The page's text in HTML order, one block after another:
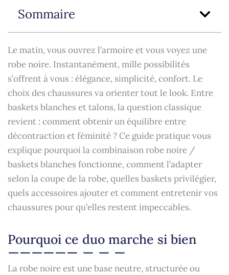
Sommaire
Le matin, vous ouvrez l’armoire et vous voyez une
robe noire. Instantanément, mille possibilités
s’offrent à vous : élégance, simplicité, confort. Le
choix des chaussures va orienter tout le look. Entre
baskets blanches et talons, la question classique
revient : comment obtenir un équilibre entre
décontraction et féminité ? Ce guide pratique vous
explique pourquoi la combinaison robe noire /
baskets blanches fonctionne, comment l’adapter
selon la coupe de la robe, quelles baskets privilégier,
quels accessoires ajouter et comment entretenir vos
chaussures pour qu’elles restent impeccables.
Pourquoi ce duo marche si bien
La robe noire est une base neutre, structurée ou